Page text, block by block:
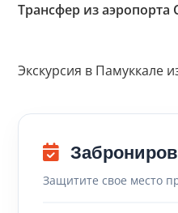
Трансфер из аэропорта
Экскурсия в Памуккале
Защитите свое место